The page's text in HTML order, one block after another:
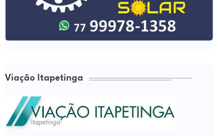
Viação Itapetinga